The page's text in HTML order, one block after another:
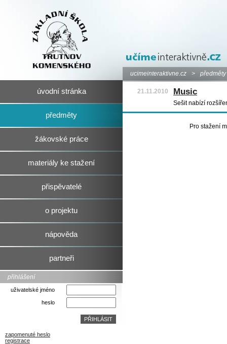
úvodní stránka
předměty
žákovské práce
materiály ke stažení
přispěvatelé
o projektu
nápověda
partneři
přihlášení
uživatelské jméno
heslo
zapomenuté heslo
registrace
ucimeinteraktivne.cz > předměty
21.11.2010 Music
Sešit nabízí
Pro stažení